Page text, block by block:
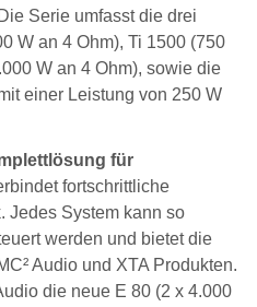
Serie umfasst die drei
W an 4 Ohm), Ti 1500 (750
W an 4 Ohm), sowie die
einer Leistung von 250 W
für
fortschrittliche
Jedes System kann so
werden und bietet die
Audio und XTA Produkten.
die neue E 80 (2 x 4.000